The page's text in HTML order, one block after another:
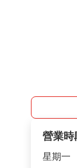
營業時
星期一